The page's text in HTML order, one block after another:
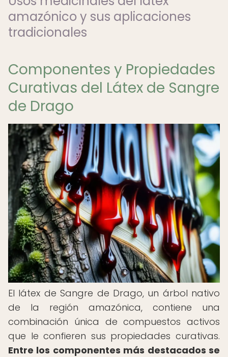
amazónico y sus aplicaciones
tradicionales
Componentes y Propiedades
Curativas del Látex de Sangre
de Drago
El látex de Sangre de Drago, un árbol nativo
de la región amazónica, contiene una
combinación única de compuestos activos
que le confieren sus propiedades curativas.
Entre los componentes más destacados se